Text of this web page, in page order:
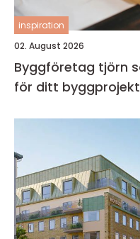
inspiration
02. August 2026
Byggföretag tjörn så väljer du rätt partner
för ditt byggprojekt